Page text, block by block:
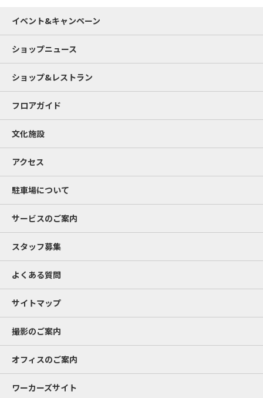
イベント&キャンペーン
ショップニュース
ショップ&レストラン
フロアガイド
文化施設
アクセス
駐車場について
サービスのご案内
スタッフ募集
よくある質問
サイトマップ
撮影のご案内
オフィスのご案内
ワーカーズサイト